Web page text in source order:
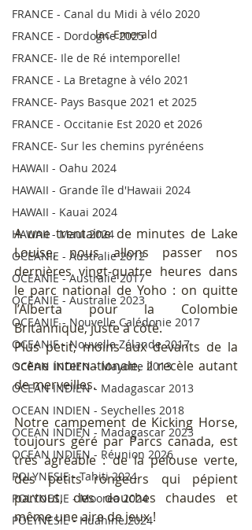
FRANCE - Canal du Midi à vélo 2020
FRANCE - Dordogne 2025
FRANCE- Ile de Ré intemporelle!
FRANCE - La Bretagne à vélo 2021
FRANCE- Pays Basque 2021 et 2025
FRANCE - Occitanie Est 2020 et 2026
FRANCE- Sur les chemins pyrénéens
HAWAII - Oahu 2024
HAWAII - Grande île d'Hawaii 2024
HAWAII - Kauai 2024
HAWAII - Maui 2024
OCEANIE - Australie 2012
OCEANIE - Australie 2017
OCEANIE - Australie 2023
OCEANIE - Nouvelle Calédonie 2017
OCEANIE - Nouvelle Zélande 2017
OCEAN INDIEN - Mayotte 2013
OCEAN INDIEN - Madagascar 2013
OCEAN INDIEN - Seychelles 2018
OCEAN INDIEN - Madagascar 2023
OCEAN INDIEN - Réunion 2026
POLYNESIE - Tahiti 2024
POLYNESIE - Moorea 2024
POLYNESIE - Huahine 2024
lac Emerald
A une trentaine de minutes de Lake
Louise, nous allons passer nos
dernières vingt-quatre heures dans
le parc national de Yoho : on quitte
l’Alberta pour la Colombie
Britannique, juste à côté.
Plus petit, moins aux devants de la
scène internationale, il recèle autant
de merveilles.
Notre campement de Kicking Horse,
toujours géré par Parcs canada, est
très agréable : de la pelouse verte,
des petits rongeurs qui pépient
partout, des douches chaudes et
même une aire de jeux !